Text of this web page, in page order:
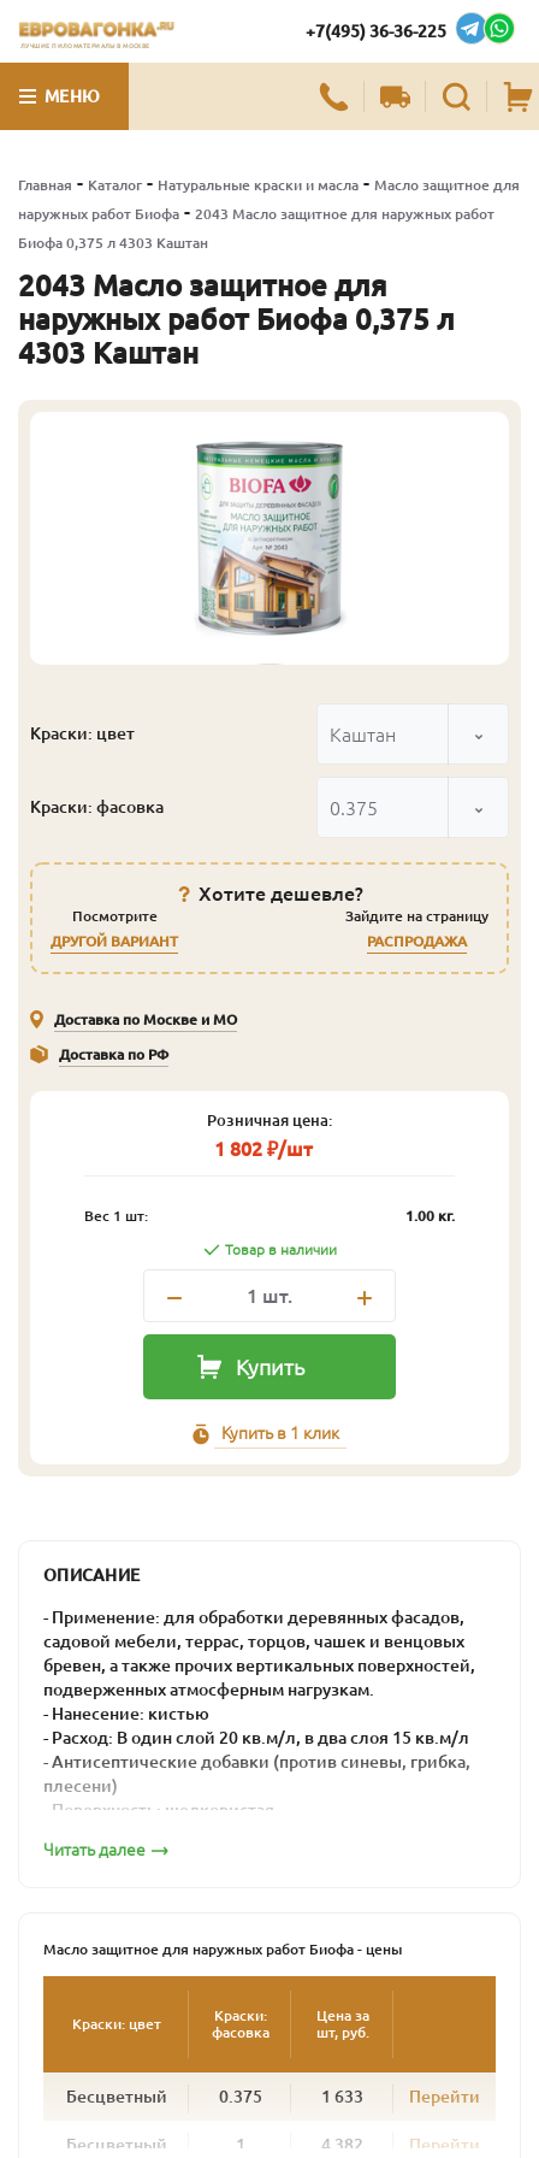
ЛУЧШИЕ ПИЛОМАТЕРИАЛЫ В МОСКВЕ
+7(495) 36-36-225
МЕНЮ
Главная - Каталог - Натуральные краски и масла - Масло защитное для
наружных работ Биофа - 2043 Масло защитное для наружных работ
Биофа 0,375 л 4303 Каштан
2043 Масло защитное для
наружных работ Биофа 0,375 л
4303 Каштан
Краски: цвет Каштан
Краски: фасовка 0.375
Хотите дешевле?
Посмотрите
ДРУГОЙ ВАРИАНТ
Зайдите на страницу
РАСПРОДАЖА
Доставка по Москве и МО
Доставка по РФ
Розничная цена:
1 802 ₽/шт
Вес 1 шт: 1.00 кг.
Товар в наличии
1 шт.
Купить
Купить в 1 клик
ОПИСАНИЕ
- Применение: для обработки деревянных фасадов,
садовой мебели, террас, торцов, чашек и венцовых
бревен, а также прочих вертикальных поверхностей,
подверженных атмосферным нагрузкам.
- Нанесение: кистью
- Расход: В один слой 20 кв.м/л, в два слоя 15 кв.м/л
- Антисептические добавки (против синевы, грибка,
плесени)
- Поверхность: шелковистая
поверхностей, подвергающихся интенсивной
атмосферной нагрузке: садовая мебель, беседки,
заборы, террасы, балки и лаги, венцы срубов. Масло
защитный слой. Подчеркивая структуру дерева, масло
придает поверхности полуглянцевый блеск.
Читать далее
Масло защитное для наружных работ Биофа - цены
Краски: цвет
Краски:
фасовка
Цена за
шт, руб.
Бесцветный 0.375 1 633 Перейти
Бесцветный 1 4 382 Перейти